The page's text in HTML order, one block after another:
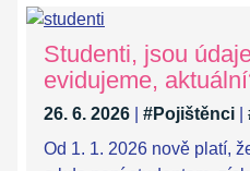
Studenti, jsou
evidujeme,
26. 6. 2026 #Pojištěnci
Od 1. 1. 2026 nově platí,